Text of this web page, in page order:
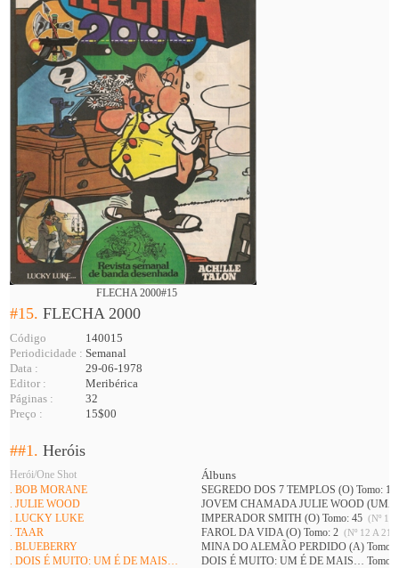
FLECHA 2000#15
#15.FLECHA 2000
Código
140015
Periodicidade : Semanal
Data :
29-06-1978
Editor :
Meribérica
Páginas :
32
Preço :
15$00
##1.Heróis
Herói/One Shot Álbuns
. BOB MORANE
SEGREDO DOS 7 TEMPLOS (O) Tomo: 10
. JULIE WOOD
JOVEM CHAMADA JULIE WOOD
. LUCKY LUKE
IMPERADOR SMITH (O) Tomo: 45 (Nº 11
. TAAR FAROL DA VIDA (O) Tomo: 2 (Nº 12 A 21 )
. BLUEBERRY
MINA DO ALEMÃO PERDIDO (A) Tomo:
. DOIS É MUITO: UM É DE MAIS…
DOIS É MUITO: UM É DE MAIS… Tomo: